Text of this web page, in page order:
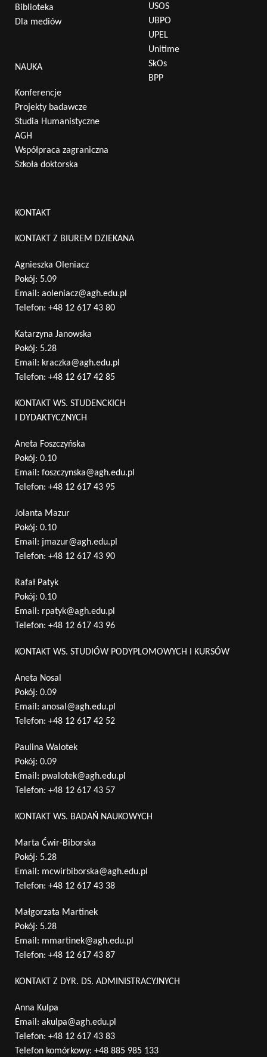
Biblioteka
Dla mediów
NAUKA
Konferencje
Projekty badawcze
Studia Humanistyczne
AGH
Współpraca zagraniczna
Szkoła doktorska
USOS
UBPO
UPEL
Unitime
SkOs
BPP
KONTAKT
KONTAKT Z BIUREM DZIEKANA
Agnieszka Oleniacz
Pokój: 5.09
Email: aoleniacz@agh.edu.pl
Telefon: +48 12 617 43 80
Katarzyna Janowska
Pokój: 5.28
Email: kraczka@agh.edu.pl
Telefon: +48 12 617 42 85
KONTAKT WS. STUDENCKICH
I DYDAKTYCZNYCH
Aneta Foszczyńska
Pokój: 0.10
Email: foszczynska@agh.edu.pl
Telefon: +48 12 617 43 95
Jolanta Mazur
Pokój: 0.10
Email: jmazur@agh.edu.pl
Telefon: +48 12 617 43 90
Rafał Patyk
Pokój: 0.10
Email: rpatyk@agh.edu.pl
Telefon: +48 12 617 43 96
KONTAKT WS. STUDIÓW PODYPLOMOWYCH I KURSÓW
Aneta Nosal
Pokój: 0.09
Email: anosal@agh.edu.pl
Telefon: +48 12 617 42 52
Paulina Walotek
Pokój: 0.09
Email: pwalotek@agh.edu.pl
Telefon: +48 12 617 43 57
KONTAKT WS. BADAŃ NAUKOWYCH
Marta Ćwir-Biborska
Pokój: 5.28
Email: mcwirbiborska@agh.edu.pl
Telefon: +48 12 617 43 38
Małgorzata Martinek
Pokój: 5.28
Email: mmartinek@agh.edu.pl
Telefon: +48 12 617 43 87
KONTAKT Z DYR. DS. ADMINISTRACYJNYCH
Anna Kulpa
Email: akulpa@agh.edu.pl
Telefon: +48 12 617 43 83
Telefon komórkowy: +48 885 985 133